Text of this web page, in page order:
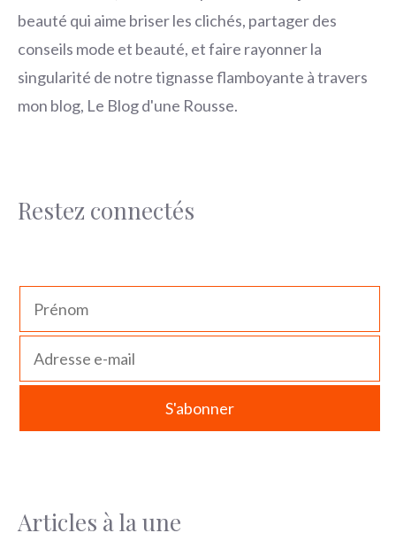
beauté qui aime briser les clichés, partager des
conseils mode et beauté, et faire rayonner la
singularité de notre tignasse flamboyante à travers
mon blog, Le Blog d'une Rousse.
Restez connectés
Articles à la une